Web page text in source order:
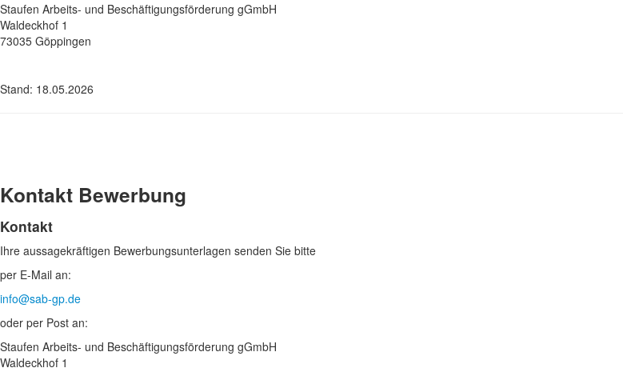
Staufen Arbeits- und Beschäftigungsförderung gGmbH
Waldeckhof 1
73035 Göppingen
Stand: 18.05.2026
Kontakt Bewerbung
Kontakt
Ihre aussagekräftigen Bewerbungs­unterlagen senden Sie bitte
per E-Mail an:
info@sab-gp.de
oder per Post an:
Staufen Arbeits- und Beschäftigungsförderung gGmbH
Waldeckhof 1